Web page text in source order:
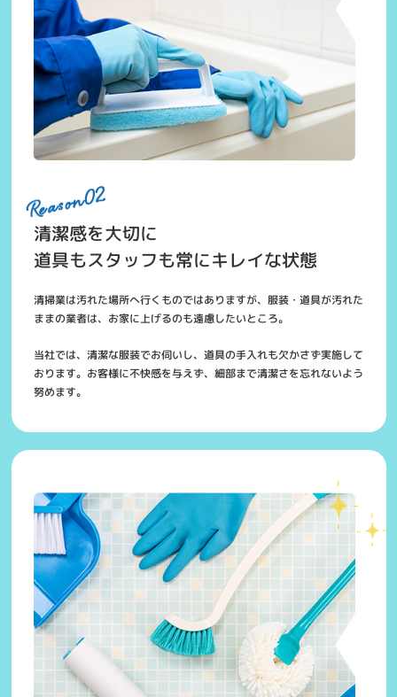
清潔感を大切に
道具もスタッフも常にキレイな状態
清掃業は汚れた場所へ行くものではありますが、服装・道具が汚れた
ままの業者は、お家に上げるのも遠慮したいところ。
当社では、清潔な服装でお伺いし、道具の手入れも欠かさず実施して
おります。お客様に不快感を与えず、細部まで清潔さを忘れないよう
努めます。